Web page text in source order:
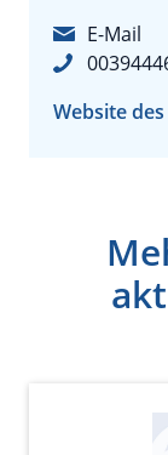
E-Mail
Website